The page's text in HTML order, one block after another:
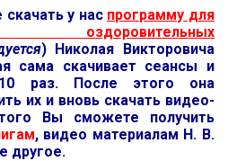
у нас программу для
) Николая Викторовича
сама скачивает сеансы и
раз. После этого она
их и вновь скачать видео-
Вы сможете получить
, видео материалам Н. В.
другое.